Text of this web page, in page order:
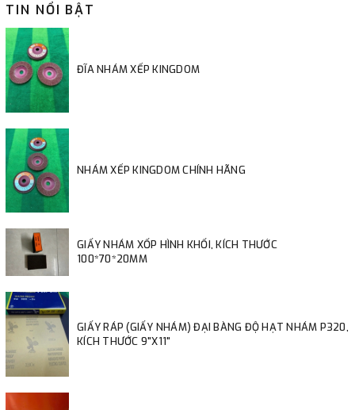
TIN NỔI BẬT
ĐĨA NHÁM XẾP KINGDOM
NHÁM XẾP KINGDOM CHÍNH HÃNG
GIẤY NHÁM XỐP HÌNH KHỐI, KÍCH THƯỚC
100*70*20MM
GIẤY RÁP (GIẤY NHÁM) ĐẠI BÀNG ĐỘ HẠT NHÁM P320,
KÍCH THƯỚC 9"X11"